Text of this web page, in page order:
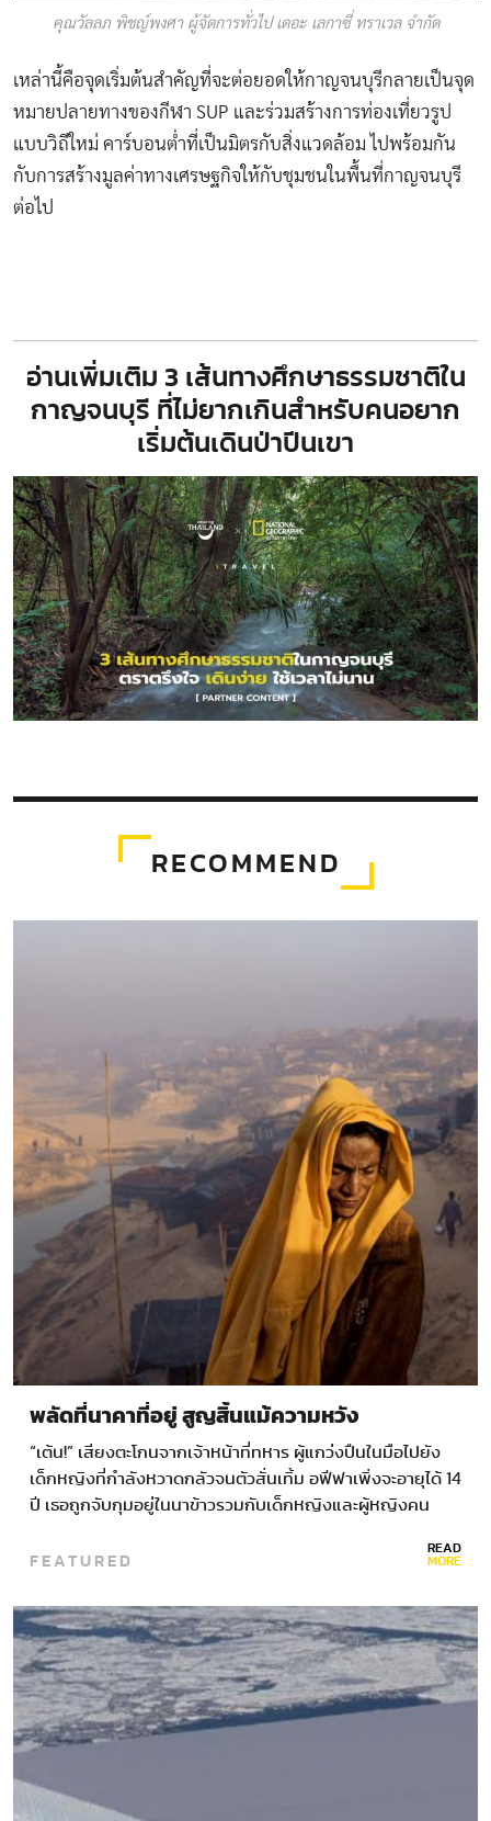
คุณวัลลภ พิชญ์พงศา ผู้จัดการทั่วไป เดอะ เลกาซี่ ทราเวล จำกัด
เหล่านี้คือจุดเริ่มต้นสำคัญที่จะต่อยอดให้กาญจนบุรีกลายเป็นจุด
หมายปลายทางของกีฬา SUP และร่วมสร้างการท่องเที่ยวรูป
แบบวิถีใหม่ คาร์บอนต่ำที่เป็นมิตรกับสิ่งแวดล้อม ไปพร้อมกัน
กับการสร้างมูลค่าทางเศรษฐกิจให้กับชุมชนในพื้นที่กาญจนบุรี
ต่อไป
อ่านเพิ่มเติม 3 เส้นทางศึกษาธรรมชาติใน
กาญจนบุรี ที่ไม่ยากเกินสำหรับคนอยาก
เริ่มต้นเดินป่าปีนเขา
RECOMMEND
พลัดที่นาคาที่อยู่ สูญสิ้นแม้ความหวัง
“เต้น!” เสียงตะโกนจากเจ้าหน้าที่ทหาร ผู้แกว่งปืนในมือไปยัง
เด็กหญิงที่กำลังหวาดกลัวจนตัวสั่นเทิ้ม อฟีฟาเพิ่งจะอายุได้ 14
ปี เธอถูกจับกุมอยู่ในนาข้าวรวมกับเด็กหญิงและผู้หญิงคน
FEATURED READ
MORE